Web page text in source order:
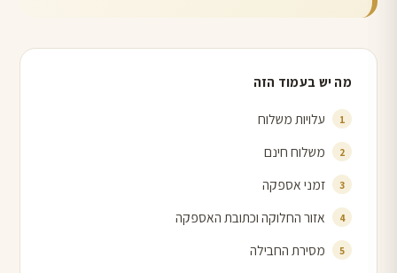
מה יש בעמוד הזה
עלויות משלוח
משלוח חינם
זמני אספקה
אזור החלוקה וכתובת האספקה
מסירת החבילה